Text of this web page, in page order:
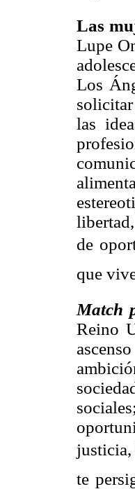
Las
Lupe
Los
las
de
que
Match
Reino
justicia,
te